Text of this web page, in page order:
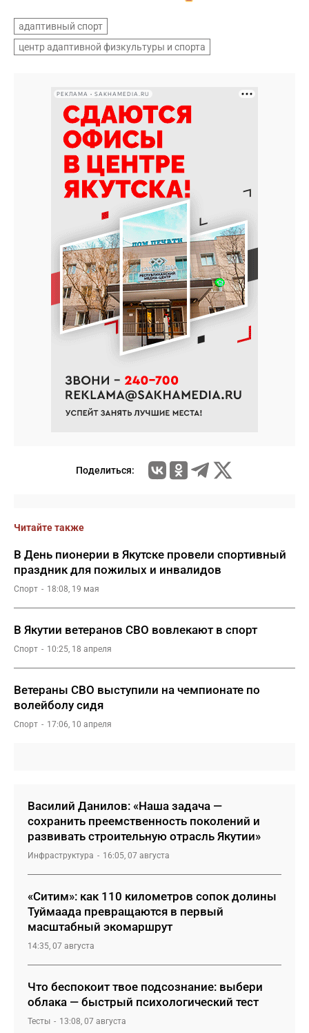
адаптивный спорт
центр адаптивной физкультуры и спорта
РЕКЛАМА • SAKHAMEDIA.RU
Поделиться:
Читайте также
В День пионерии в Якутске провели спортивный
праздник для пожилых и инвалидов
Спорт 18:08, 19 мая
В Якутии ветеранов СВО вовлекают в спорт
Спорт 10:25, 18 апреля
Ветераны СВО выступили на чемпионате по
волейболу сидя
Спорт 17:06, 10 апреля
Василий Данилов: «Наша задача —
сохранить преемственность поколений и
развивать строительную отрасль Якутии»
Инфраструктура 16:05, 07 августа
«Ситим»: как 110 километров сопок долины
Туймаада превращаются в первый
масштабный экомаршрут
14:35, 07 августа
Что беспокоит твое подсознание: выбери
облака — быстрый психологический тест
Тесты 13:08, 07 августа